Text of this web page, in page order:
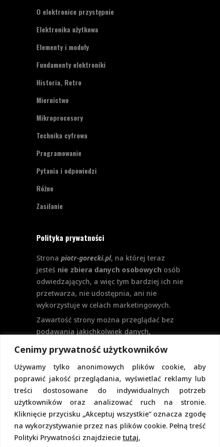
Cenimy prywatność użytkowników
Używamy tylko anonimowych plików cookie, aby
poprawić jakość przeglądania, wyświetlać reklamy lub
treści dostosowane do indywidualnych potrzeb
użytkowników oraz analizować ruch na stronie.
Kliknięcie przycisku „Akceptuj wszystkie” oznacza zgodę
na wykorzystywanie przez nas plików cookie. Pełną treść
Polityki Prywatności znajdziecie tutaj.
O elektronice przystępnie
Elektronika użytkowa
Elementy i moduły
Fundamenty elektroniki
Historia, Retro
Miernictwo
Mikroprocesory
Technika cyfrowa
Programowanie
Pytania i odpowiedzi
Różne
Zasilanie
Polityka prywatności
Strona piotr-gorecki.pl, na której teraz
jesteś nie zbiera danych osobowych osób
odwiedzających, a więc tym bardziej ich nie
przetwarza, nie udostępnia, ani nie
wykorzystuje w celach marketingowych.
Zawartość strony można przeglądać bez
podawania jakichkolwiek danych,
logowanie. Aktualnie na stronie nie
przewiduje się formularzy kontaktowych
ani systemu komentarzy, co wiązałoby się
z udostępnianiem i przetwarzaniem
danych osobowych.
Pełną politykę prywatności znajdziecie
pod tym linkiem.
Polityka Cookies